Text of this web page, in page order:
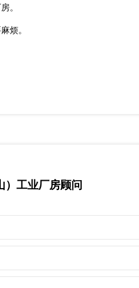
。
烦。
）工业厂房顾问